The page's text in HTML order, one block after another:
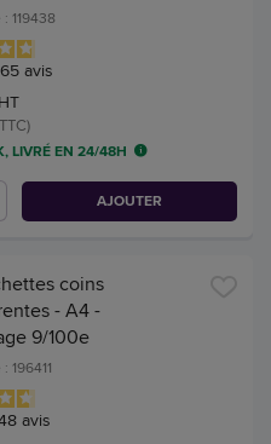
119438
65 avis
LIVRÉ EN 24/48H
AJOUTER
coins
- A4 -
9/100e
196411
avis